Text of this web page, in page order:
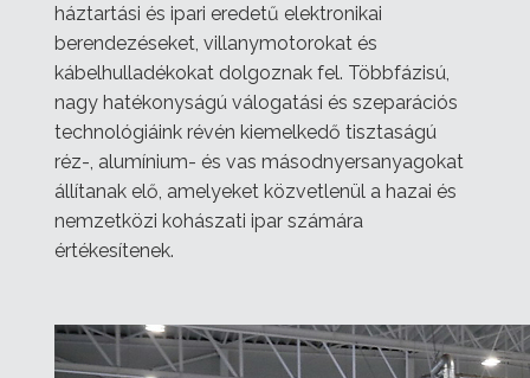
háztartási és ipari eredetű elektronikai
berendezéseket, villanymotorokat és
kábelhulladékokat dolgoznak fel. Többfázisú,
nagy hatékonyságú válogatási és szeparációs
technológiáink révén kiemelkedő tisztaságú
réz-, alumínium- és vas másodnyersanyagokat
állítanak elő, amelyeket közvetlenül a hazai és
nemzetközi kohászati ipar számára
értékesítenek.